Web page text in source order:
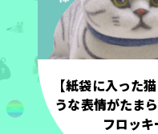
【紙袋に入った
うな表情がたま
フロッ